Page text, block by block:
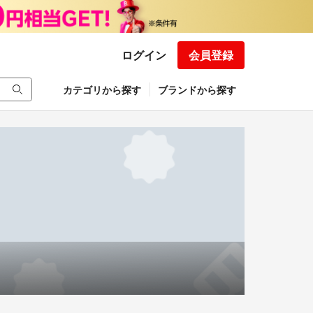
ログイン 会員登録
カテゴリから探す ブランドから探す